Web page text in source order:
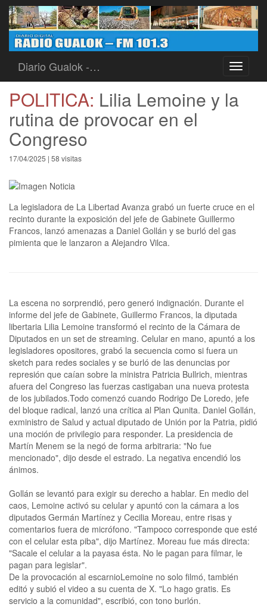
Toggle
Diario Gualok -…
POLITICA: Lilia Lemoine y la
rutina de provocar en el
Congreso
17/04/2025 | 58 visitas
La legisladora de La Libertad Avanza grabó un fuerte cruce en el
recinto durante la exposición del jefe de Gabinete Guillermo
Francos, lanzó amenazas a Daniel Gollán y se burló del gas
pimienta que le lanzaron a Alejandro Vilca.
La escena no sorprendió, pero generó indignación. Durante el
informe del jefe de Gabinete, Guillermo Francos, la diputada
libertaria Lilia Lemoine transformó el recinto de la Cámara de
Diputados en un set de streaming. Celular en mano, apuntó a los
legisladores opositores, grabó la secuencia como si fuera un
sketch para redes sociales y se burló de las denuncias por
represión que caían sobre la ministra Patricia Bullrich, mientras
afuera del Congreso las fuerzas castigaban una nueva protesta
de los jubilados.Todo comenzó cuando Rodrigo De Loredo, jefe
del bloque radical, lanzó una crítica al Plan Qunita. Daniel Gollán,
exministro de Salud y actual diputado de Unión por la Patria, pidió
una moción de privilegio para responder. La presidencia de
Martín Menem se la negó de forma arbitraria: "No fue
mencionado", dijo desde el estrado. La negativa encendió los
ánimos.
Gollán se levantó para exigir su derecho a hablar. En medio del
caos, Lemoine activó su celular y apuntó con la cámara a los
diputados Germán Martínez y Cecilia Moreau, entre risas y
comentarios fuera de micrófono. "Tampoco corresponde que esté
con el celular esta piba", dijo Martínez. Moreau fue más directa:
"Sacale el celular a la payasa ésta. No le pagan para filmar, le
pagan para legislar".
De la provocación al escarnioLemoine no solo filmó, también
editó y subió el video a su cuenta de X. "Lo hago gratis. Es
servicio a la comunidad", escribió, con tono burlón.